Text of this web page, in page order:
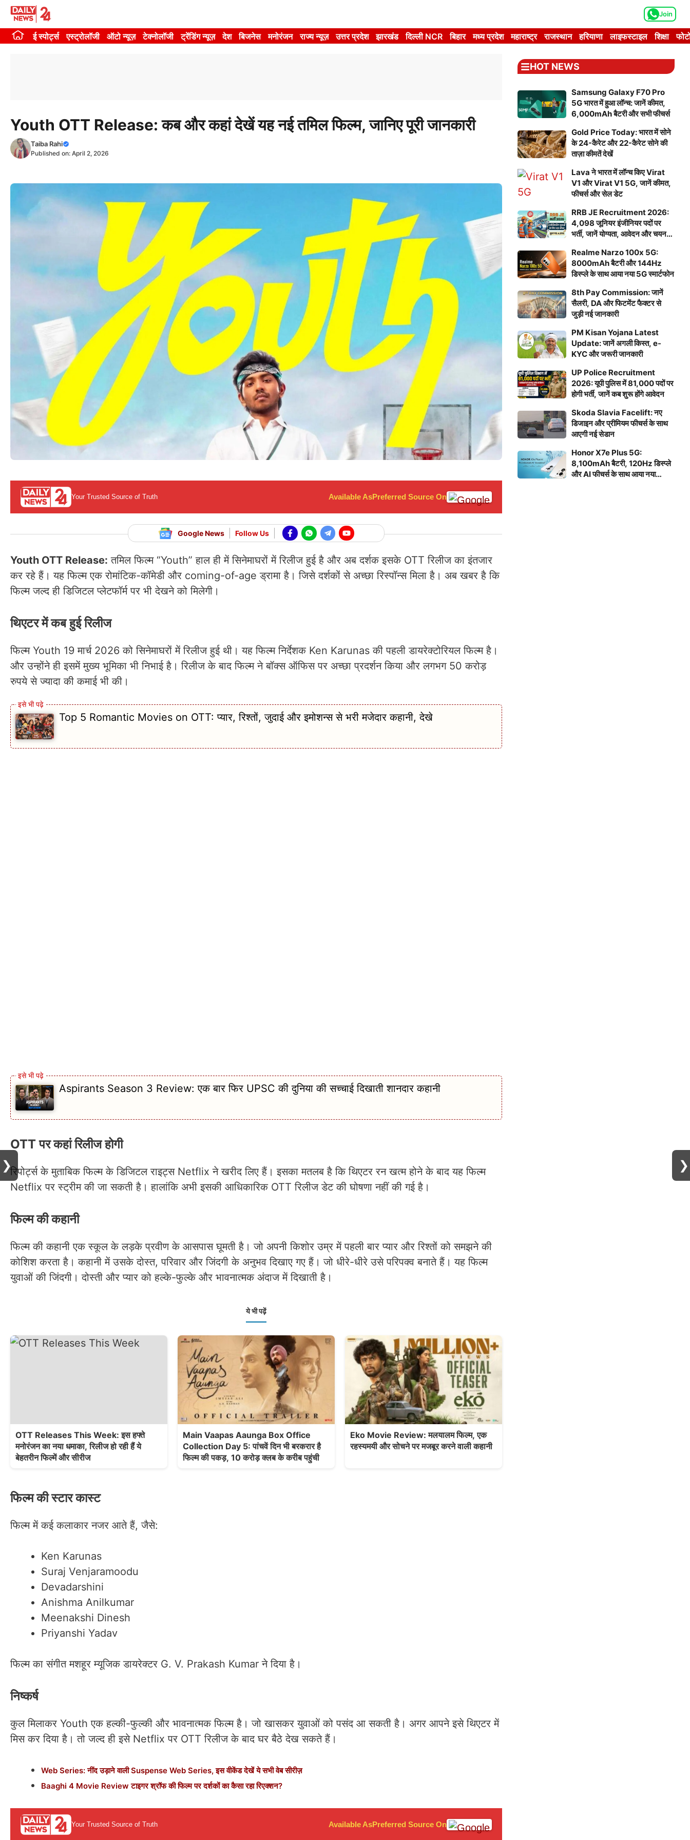
Skip
content
Join
ई स्पोर्ट्स एस्ट्रोलॉजी ऑटो न्यूज़ टेक्नोलॉजी ट्रेंडिंग न्यूज़ देश बिजनेस मनोरंजन राज्य न्यूज़ उत्तर प्रदेश झारखंड दिल्ली NCR बिहार मध्य प्रदेश महाराष्ट्र राजस्थान हरियाणा लाइफस्टाइल शिक्षा
Youth OTT Release: कब और कहां देखें यह नई तमिल फिल्म, जानिए पूरी जानकारी
Taiba Rahi
Published on: April 2, 2026
Your Trusted Source of Truth Available AsPreferred Source On
Google News Follow Us
Youth OTT Release: तमिल फिल्म “Youth” हाल ही में सिनेमाघरों में रिलीज हुई है और अब दर्शक इसके OTT रिलीज का इंतजार
कर रहे हैं। यह फिल्म एक रोमांटिक-कॉमेडी और coming-of-age ड्रामा है। जिसे दर्शकों से अच्छा रिस्पॉन्स मिला है। अब खबर है कि
फिल्म जल्द ही डिजिटल प्लेटफॉर्म पर भी देखने को मिलेगी।
थिएटर में कब हुई रिलीज
फिल्म Youth 19 मार्च 2026 को सिनेमाघरों में रिलीज हुई थी। यह फिल्म निर्देशक Ken Karunas की पहली डायरेक्टोरियल फिल्म है।
और उन्होंने ही इसमें मुख्य भूमिका भी निभाई है। रिलीज के बाद फिल्म ने बॉक्स ऑफिस पर अच्छा प्रदर्शन किया और लगभग 50 करोड़
रुपये से ज्यादा की कमाई भी की।
Top 5 Romantic Movies on OTT: प्यार, रिश्तों, जुदाई और इमोशन्स से भरी मजेदार कहानी, देखे
Aspirants Season 3 Review: एक बार फिर UPSC की दुनिया की सच्चाई दिखाती शानदार कहानी
OTT पर कहां रिलीज होगी
रिपोर्ट्स के मुताबिक फिल्म के डिजिटल राइट्स Netflix ने खरीद लिए हैं। इसका मतलब है कि थिएटर रन खत्म होने के बाद यह फिल्म
Netflix पर स्ट्रीम की जा सकती है। हालांकि अभी इसकी आधिकारिक OTT रिलीज डेट की घोषणा नहीं की गई है।
फिल्म की कहानी
फिल्म की कहानी एक स्कूल के लड़के प्रवीण के आसपास घूमती है। जो अपनी किशोर उम्र में पहली बार प्यार और रिश्तों को समझने की
कोशिश करता है। कहानी में उसके दोस्त, परिवार और जिंदगी के अनुभव दिखाए गए हैं। जो धीरे-धीरे उसे परिपक्व बनाते हैं। यह फिल्म
युवाओं की जिंदगी। दोस्ती और प्यार को हल्के-फुल्के और भावनात्मक अंदाज में दिखाती है।
ये भी पढ़ें
OTT Releases This Week: इस हफ्ते
मनोरंजन का नया धमाका, रिलीज हो रही हैं ये
बेहतरीन फिल्में और सीरीज
Main Vaapas Aaunga Box Office
Collection Day 5: पांचवें दिन भी बरकरार है
फिल्म की पकड़, 10 करोड़ क्लब के करीब पहुंची
Eko Movie Review: मलयालम फिल्म, एक
रहस्यमयी और सोचने पर मजबूर करने वाली कहानी
फिल्म की स्टार कास्ट
फिल्म में कई कलाकार नजर आते हैं, जैसे:
Ken Karunas
Suraj Venjaramoodu
Devadarshini
Anishma Anilkumar
Meenakshi Dinesh
Priyanshi Yadav
फिल्म का संगीत मशहूर म्यूजिक डायरेक्टर G. V. Prakash Kumar ने दिया है।
निष्कर्ष
कुल मिलाकर Youth एक हल्की-फुल्की और भावनात्मक फिल्म है। जो खासकर युवाओं को पसंद आ सकती है। अगर आपने इसे थिएटर में
मिस कर दिया है। तो जल्द ही इसे Netflix पर OTT रिलीज के बाद घर बैठे देख सकते हैं।
Web Series: नींद उड़ाने वाली Suspense Web Series, इस वीकेंड देखें ये सभी वेब सीरीज़
Baaghi 4 Movie Review टाइगर श्रॉफ की फिल्म पर दर्शकों का कैसा रहा रिएक्शन?
Your Trusted Source of Truth Available AsPreferred Source On
HOT NEWS
Samsung Galaxy F70 Pro
5G भारत में हुआ लॉन्च: जानें कीमत,
6,000mAh बैटरी और सभी फीचर्स
Gold Price Today: भारत में सोने
के 24-कैरेट और 22-कैरेट सोने की
ताज़ा कीमतें देखें
Lava ने भारत में लॉन्च किए Virat
V1 और Virat V1 5G, जानें कीमत,
फीचर्स और सेल डेट
RRB JE Recruitment 2026:
4,098 जूनियर इंजीनियर पदों पर
भर्ती, जानें योग्यता, आवेदन और चयन
Realme Narzo 100x 5G:
8000mAh बैटरी और 144Hz
डिस्प्ले के साथ आया नया 5G स्मार्टफोन
8th Pay Commission: जानें
सैलरी, DA और फिटमेंट फैक्टर से
जुड़ी नई जानकारी
PM Kisan Yojana Latest
Update: जानें अगली किस्त, e-
KYC और जरूरी जानकारी
UP Police Recruitment
2026: यूपी पुलिस में 81,000 पदों पर
होगी भर्ती, जानें कब शुरू होंगे आवेदन
Skoda Slavia Facelift: नए
डिजाइन और प्रीमियम फीचर्स के साथ
आएगी नई सेडान
Honor X7e Plus 5G:
8,100mAh बैटरी, 120Hz डिस्प्ले
और AI फीचर्स के साथ आया नया
❯ ❯